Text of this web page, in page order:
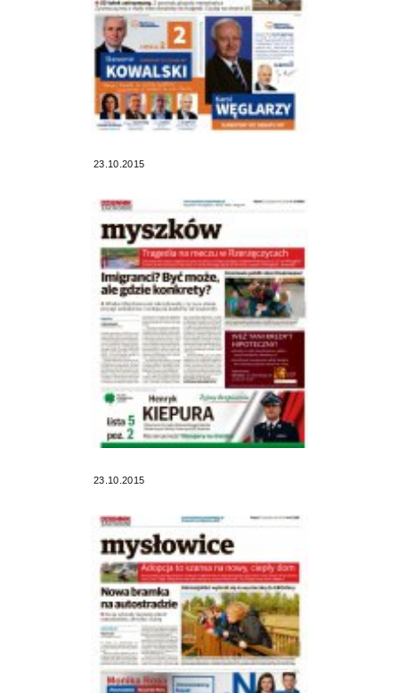
23.10.2015
23.10.2015